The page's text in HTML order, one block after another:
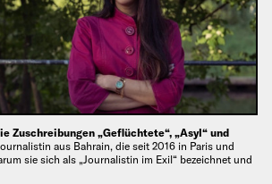
Zuschreibungen „Geflüchtete“, „Asyl“ und
aus Bahrain, die seit 2016 in Paris und
sie sich als „Journalistin im Exil“ bezeichnet und